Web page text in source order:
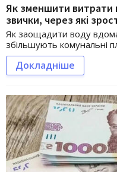
Як зменшити витрати
звички, через які
Як заощадити воду
збільшують комунальні
Докладніше